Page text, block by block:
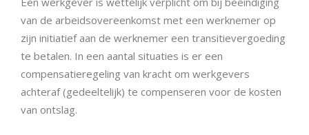
van de arbeidsovereenkomst met een werknemer op
zijn initiatief aan de werknemer een transitievergoeding
te betalen. In een aantal situaties is er een
compensatieregeling van kracht om werkgevers
achteraf (gedeeltelijk) te compenseren voor de kosten
van ontslag.